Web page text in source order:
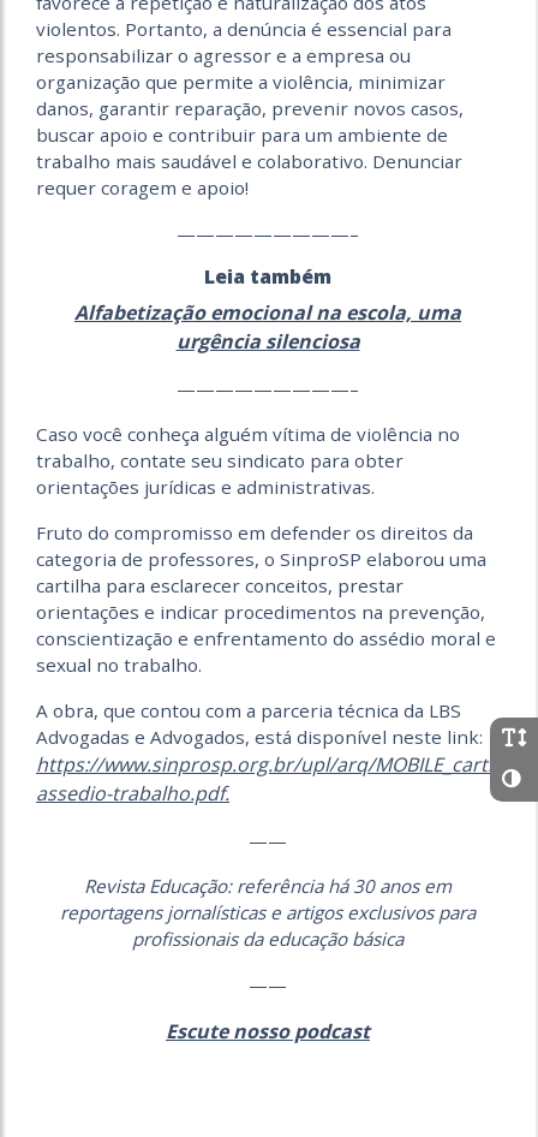
violentos. Portanto, a denúncia é essencial para
responsabilizar o agressor e a empresa ou
organização que permite a violência, minimizar
danos, garantir reparação, prevenir novos casos,
buscar apoio e contribuir para um ambiente de
trabalho mais saudável e colaborativo. Denunciar
requer coragem e apoio!
—————————–
Leia também
Alfabetização emocional na escola, uma
urgência silenciosa
—————————–
Caso você conheça alguém vítima de violência no
trabalho, contate seu sindicato para obter
orientações jurídicas e administrativas.
Fruto do compromisso em defender os direitos da
categoria de professores, o SinproSP elaborou uma
cartilha para esclarecer conceitos, prestar
orientações e indicar procedimentos na prevenção,
conscientização e enfrentamento do assédio moral e
sexual no trabalho.
A obra, que contou com a parceria técnica da LBS
Advogadas e Advogados, está disponível neste link:
https://www.sinprosp.org.br/upl/arq/MOBILE_cartilha-
assedio-trabalho.pdf.
——
Revista Educação: referência há 30 anos em
reportagens jornalísticas e artigos exclusivos para
profissionais da educação básica
——
Escute nosso podcast